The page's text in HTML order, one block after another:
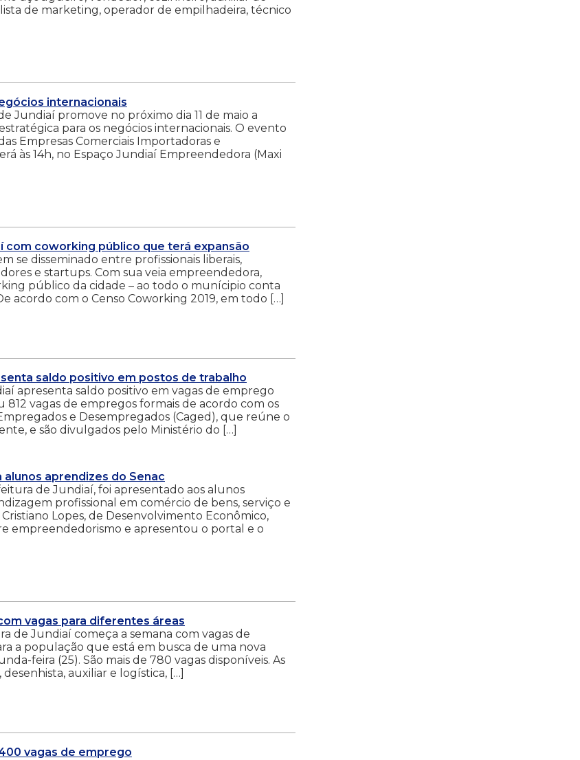
de marketing, operador de empilhadeira, técnico
internacionais
Jundiaí promove no próximo dia 11 de maio a
para os negócios internacionais. O evento
Empresas Comerciais Importadoras e
às 14h, no Espaço Jundiaí Empreendedora (Maxi
com coworking público que terá expansão
se disseminado entre profissionais liberais,
e startups. Com sua veia empreendedora,
público da cidade – ao todo o munícipio conta
acordo com o Censo Coworking 2019, em todo […]
saldo positivo em postos de trabalho
apresenta saldo positivo em vagas de emprego
vagas de empregos formais de acordo com os
e Desempregados (Caged), que reúne o
e são divulgados pelo Ministério do […]
aprendizes do Senac
de Jundiaí, foi apresentado aos alunos
profissional em comércio de bens, serviço e
Lopes, de Desenvolvimento Econômico,
empreendedorismo e apresentou o portal e o
vagas para diferentes áreas
de Jundiaí começa a semana com vagas de
a população que está em busca de uma nova
feira (25). São mais de 780 vagas disponíveis. As
auxiliar e logística, […]
vagas de emprego